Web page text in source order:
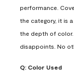
performance.
the category, it is
the depth of
disappoints. No
Q: Color Used